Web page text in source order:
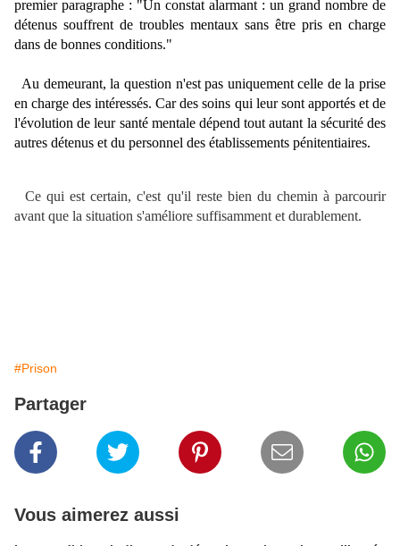
premier paragraphe : "Un constat alarmant : un grand nombre de
détenus souffrent de troubles mentaux sans être pris en charge
dans de bonnes conditions."
Au demeurant, la question n'est pas uniquement celle de la prise
en charge des intéressés. Car des soins qui leur sont apportés et de
l'évolution de leur santé mentale dépend tout autant la sécurité des
autres détenus et du personnel des établissements pénitentiaires.
Ce qui est certain, c'est qu'il reste bien du chemin à parcourir
avant que la situation s'améliore suffisamment et durablement.
#Prison
Partager
Vous aimerez aussi